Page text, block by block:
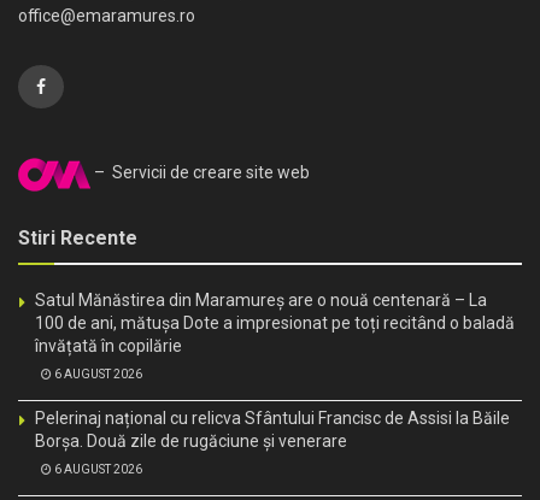
office@emaramures.ro
– Servicii de creare site web
Stiri Recente
Satul Mănăstirea din Maramureș are o nouă centenară – La
100 de ani, mătușa Dote a impresionat pe toți recitând o baladă
învățată în copilărie
6 AUGUST 2026
Pelerinaj național cu relicva Sfântului Francisc de Assisi la Băile
Borșa. Două zile de rugăciune și venerare
6 AUGUST 2026